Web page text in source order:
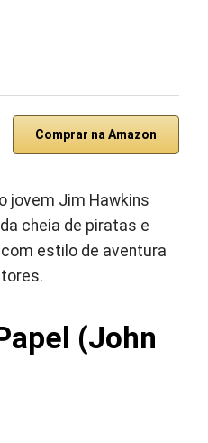
Comprar na Amazon
jovem Jim Hawkins
cheia de piratas e
estilo de aventura
(John